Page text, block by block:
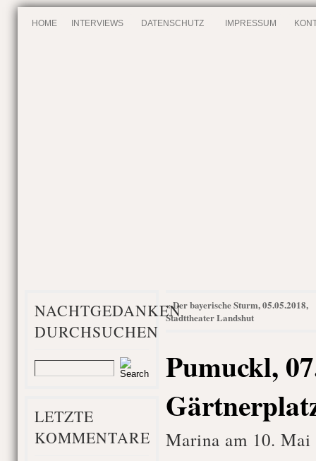
HOME INTERVIEWS DATENSCHUTZ IMPRESSUM
NACHTGEDANKEN
DURCHSUCHEN
LETZTE
KOMMENTARE
«Der bayerische Sturm, 05.05.2018,
Stadttheater Landshut
Pumuckl,
Marina am 10. Mai